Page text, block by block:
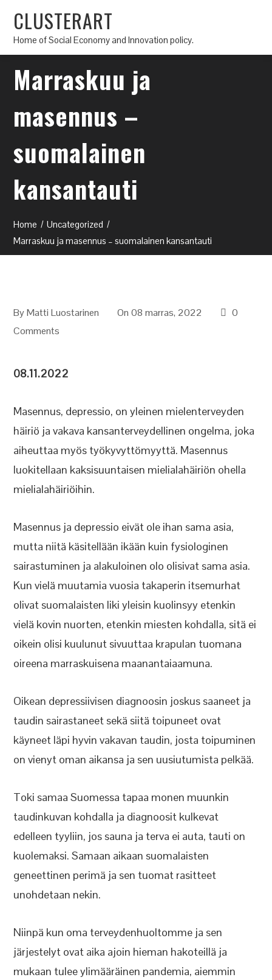
CLUSTERART
Home of Social Economy and Innovation policy.
Marraskuu ja
masennus –
suomalainen
kansantauti
Home
Uncategorized
Marraskuu ja masennus – suomalainen kansantauti
ByMatti Luostarinen On 08 marras, 2022
0
Comments
08.11.2022
Masennus, depressio, on yleinen mielenterveyden
häiriö ja vakava kansanterveydellinen ongelma, joka
aiheuttaa myös työkyvyttömyyttä. Masennus
luokitellaan kaksisuuntaisen mielialahäiriön ohella
mielialahäiriöihin.
Masennus ja depressio eivät ole ihan sama asia,
mutta niitä käsitellään ikään kuin fysiologinen
sairastuminen ja alakuloinen olo olisivat sama asia.
Kun vielä muutamia vuosia takaperin itsemurhat
olivat suomalaisten liki yleisin kuolinsyy etenkin
vielä kovin nuorten, etenkin miesten kohdalla, sitä ei
oikein olisi kuulunut sivuuttaa krapulan tuomana
oireena marraskuisena maanantaiaamuna.
Oikean depressiivisen diagnoosin joskus saaneet ja
taudin sairastaneet sekä siitä toipuneet ovat
käyneet läpi hyvin vakavan taudin, josta toipuminen
on vienyt oman aikansa ja sen uusiutumista pelkää.
Toki samaa Suomessa tapaa monen muunkin
taudinkuvan kohdalla ja diagnoosit kulkevat
edelleen tyyliin, jos sauna ja terva ei auta, tauti on
kuolemaksi. Samaan aikaan suomalaisten
geneettinen perimä ja sen tuomat rasitteet
unohdetaan nekin.
Niinpä kun oma terveydenhuoltomme ja sen
järjestelyt ovat aika ajoin hieman hakoteillä ja
mukaan tulee ylimääräinen pandemia, aiemmin